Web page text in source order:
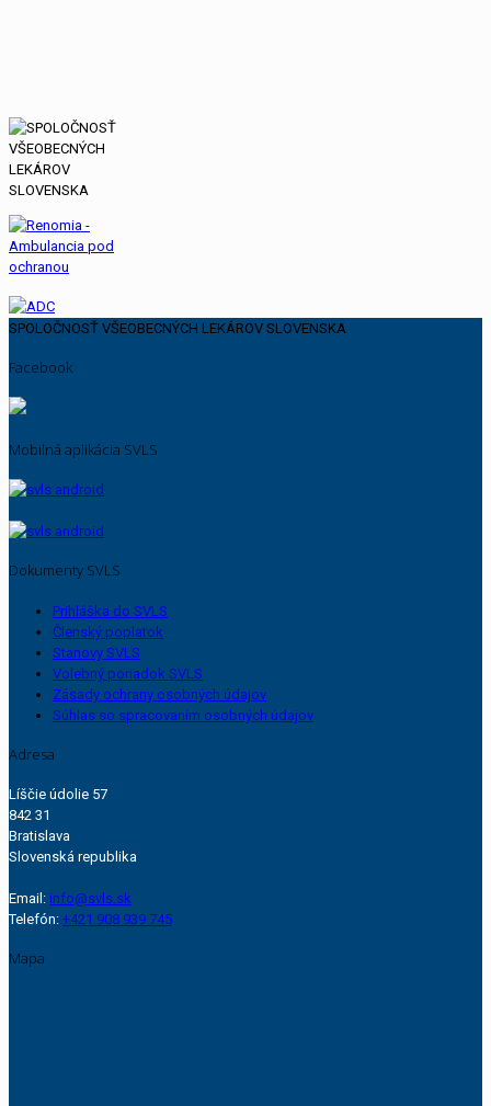
SPOLOČNOSŤ VŠEOBECNÝCH LEKÁROV SLOVENSKA
Facebook
Mobilná aplikácia SVLS
Dokumenty SVLS
Prihláška do SVLS
Členský poplatok
Stanovy SVLS
Volebný poriadok SVLS
Zásady ochrany osobných údajov
Súhlas so spracovaním osobných údajov
Adresa
Líščie údolie 57
842 31
Bratislava
Slovenská republika
Email: info@svls.sk
Telefón: +421 908 939 745
Mapa